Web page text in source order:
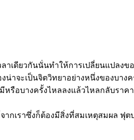
เดียวกันนั่นทำให้การเปลี่ยนแปลงข
าจะเป็นจิตวิทยาอย่างหนึ่งของบางค
หรือบางครั้งไหลลงแล้วไหลกลับรา
ากเราซึ่งก็ต้องมีสิ่งที่สมเหตุสมผล ฟุ